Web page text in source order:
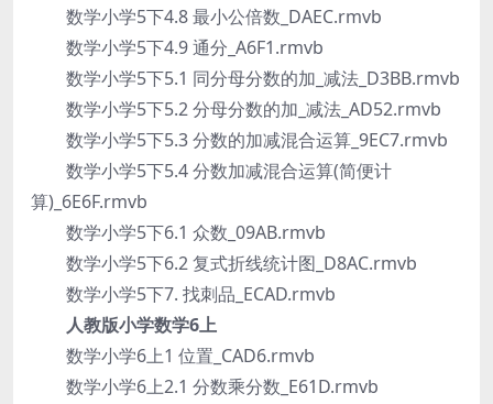
数学小学5下4.8 最小公倍数_DAEC.rmvb
数学小学5下4.9 通分_A6F1.rmvb
数学小学5下5.1 同分母分数的加_减法_D3BB.rmvb
数学小学5下5.2 分母分数的加_减法_AD52.rmvb
数学小学5下5.3 分数的加减混合运算_9EC7.rmvb
数学小学5下5.4 分数加减混合运算(简便计
算)_6E6F.rmvb
数学小学5下6.1 众数_09AB.rmvb
数学小学5下6.2 复式折线统计图_D8AC.rmvb
数学小学5下7. 找刺品_ECAD.rmvb
人教版小学数学6上
数学小学6上1 位置_CAD6.rmvb
数学小学6上2.1 分数乘分数_E61D.rmvb